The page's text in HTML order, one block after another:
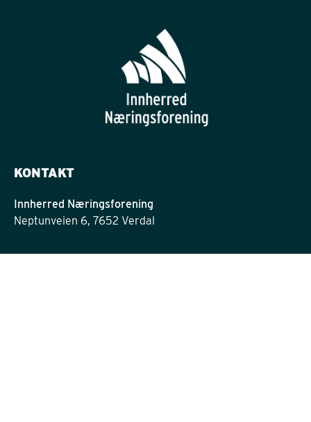
KONTAKT
Innherred Næringsforening
Neptunveien 6, 7652 Verdal